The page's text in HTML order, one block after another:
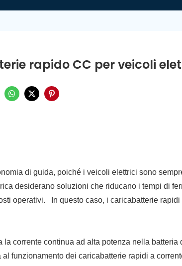
rapido CC per veicoli
di guida, poiché i veicoli elettrici sono
desiderano soluzioni che riducano i tempi di
operativi.
In questo caso, i caricabatterie
corrente continua ad alta potenza nella batteria
funzionamento dei caricabatterie rapidi a